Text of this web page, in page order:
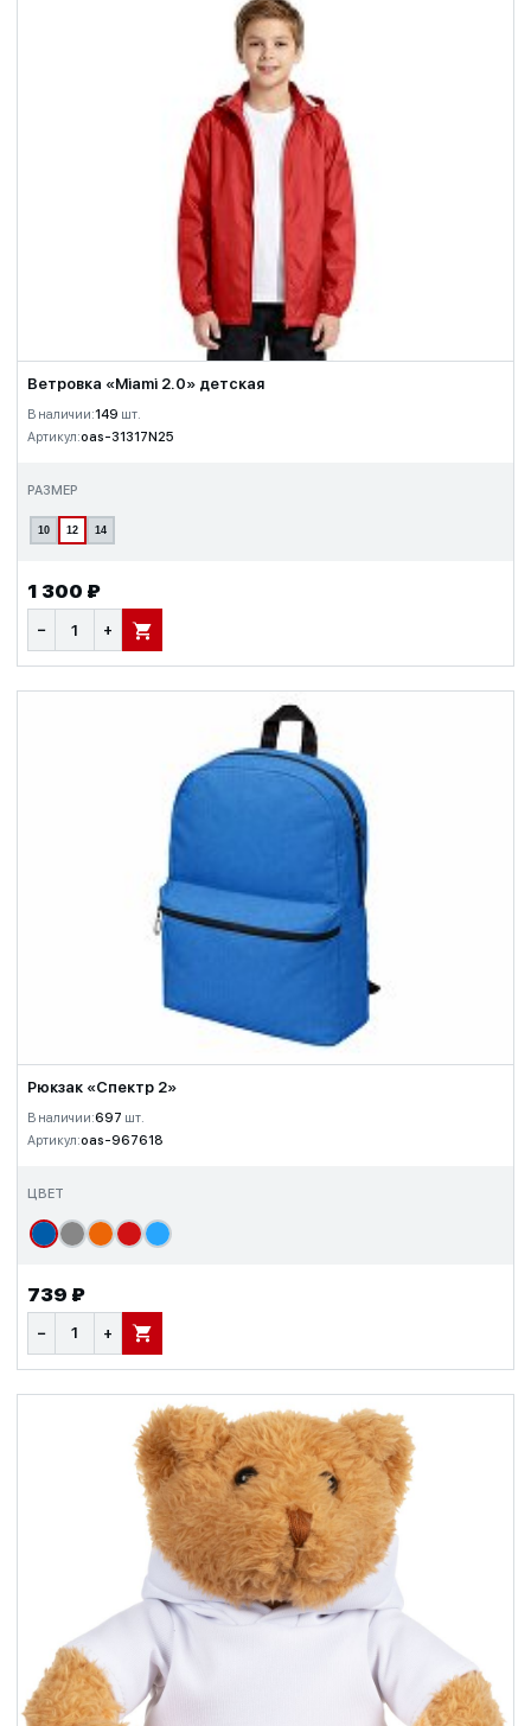
Ветровка «Miami 2.0» детская
В наличии:149 шт.
Артикул:oas-31317N25
РАЗМЕР
10 12 14
1 300 ₽
− + В КОРЗИНУ
Рюкзак «Спектр 2»
В наличии:697 шт.
Артикул:oas-967618
ЦВЕТ
739 ₽
− + В КОРЗИНУ